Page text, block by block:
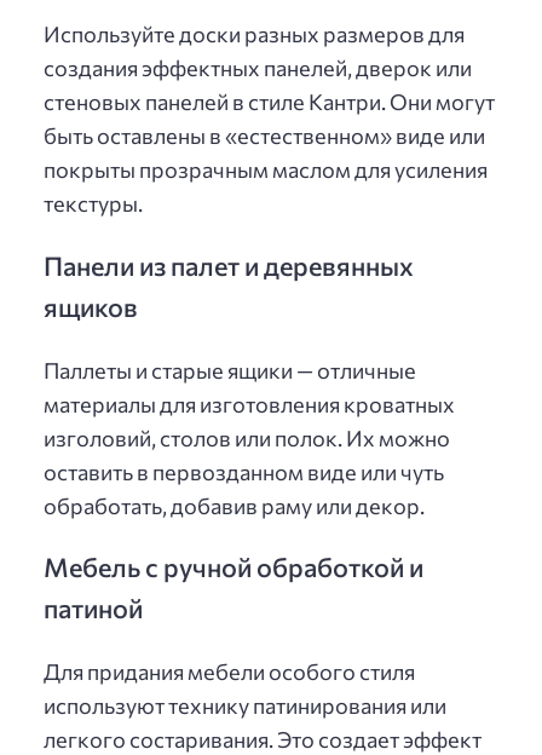
Используйте доски разных размеров для
создания эффектных панелей, дверок или
стеновых панелей в стиле Кантри. Они могут
быть оставлены в «естественном» виде или
покрыты прозрачным маслом для усиления
текстуры.
Панели из палет и деревянных
ящиков
Паллеты и старые ящики — отличные
материалы для изготовления кроватных
изголовий, столов или полок. Их можно
оставить в первозданном виде или чуть
обработать, добавив раму или декор.
Мебель с ручной обработкой и
патиной
Для придания мебели особого стиля
используют технику патинирования или
легкого состаривания. Это создает эффект